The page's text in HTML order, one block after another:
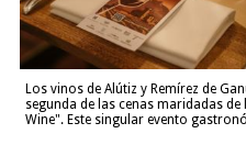
Los vinos de Alútiz y Remírez de
segunda de las cenas maridadas
Wine". Este singular evento